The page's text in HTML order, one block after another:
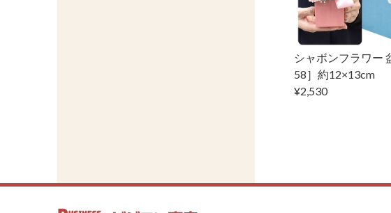
シャボンフラワー
58］約12×13cm
¥2,530